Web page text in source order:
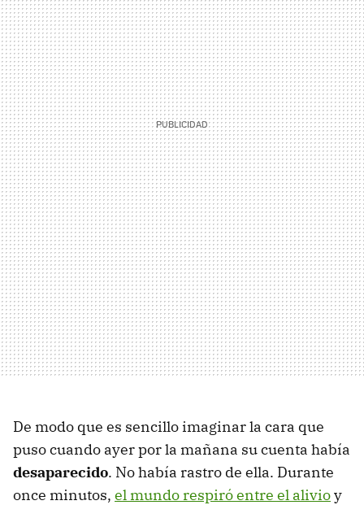
De modo que es sencillo imaginar la cara que
puso cuando ayer por la mañana su cuenta había
desaparecido. No había rastro de ella. Durante
once minutos, el mundo respiró entre el alivioy